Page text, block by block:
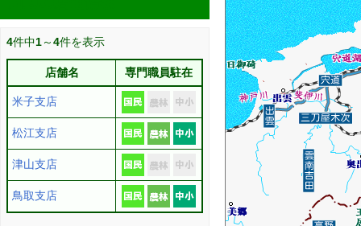
4件中1～4件を表示
店舗名 専門職員駐在
米子支店
松江支店
津山支店
鳥取支店